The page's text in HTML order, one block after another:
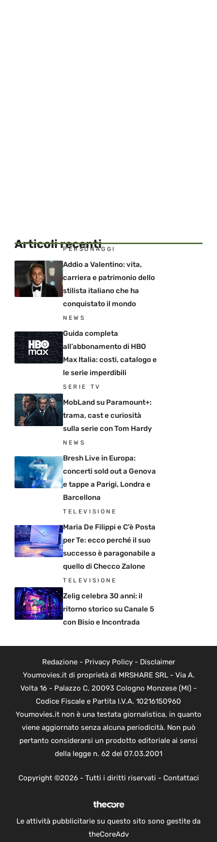
Articoli recenti
PERSONAGGI
Addio a Valentino: vita,
carriera e patrimonio dello
stilista italiano che ha
conquistato il mondo
NEWS
Guida completa
all’abbonamento di HBO
Max Italia: costi, catalogo e
le serie imperdibili
SERIE TV
MobLand su Paramount+:
trama, cast e curiosità
sulla serie con Tom Hardy
NEWS
Bresh Live in Europa:
concerti sold out a Genova
e tappe a Parigi, Londra e
Barcellona
TELEVISIONE
Maria De Filippi e C’è Posta
per Te: ecco perché il suo
successo è paragonabile a
quello di Checco Zalone
TELEVISIONE
Zelig celebra 30 anni: il
ritorno storico su Canale 5
con Bisio e Incontrada
Redazione- Privacy Policy- Disclaimer
Youmovies.it di proprietà di MRSHARE SRL - Via A.
Volta 16 - Palazzo C, 20093 Cologno Monzese (MI) -
Codice Fiscale e Partita I.V.A. 10216150960
Youmovies.it non è una testata giornalistica, in quanto
viene aggiornato senza alcuna periodicità. Non può
pertanto considerarsi un prodotto editoriale ai sensi
della legge n. 62 del 07.03.2001
Copyright ©2026 - Tutti i diritti riservati - Contattaci
Le attività pubblicitarie su questo sito sono gestite da
theCoreAdv